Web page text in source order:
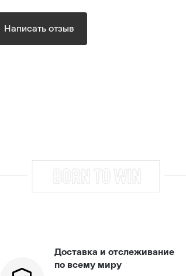
Доставка и отслеживание
по всему миру